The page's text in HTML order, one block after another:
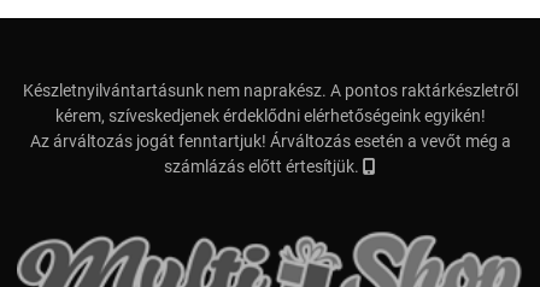
Készletnyilvántartásunk nem naprakész. A pontos raktárkészletről
kérem, szíveskedjenek érdeklődni elérhetőségeink egyikén!
Az árváltozás jogát fenntartjuk! Árváltozás esetén a vevőt még a
számlázás előtt értesítjük.